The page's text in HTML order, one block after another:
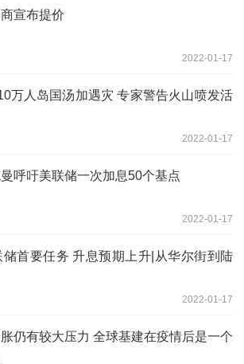
宣布提价
2022-01-17
万人岛国汤加遇灾 专家警告火山喷发活
2022-01-17
呼吁美联储一次加息50个基点
2022-01-17
首要任务 升息预期上升|从华尔街到陆
2022-01-17
仍有较大压力 全球基建在疫情后是一个